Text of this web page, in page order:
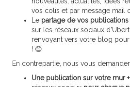
vos colis et par message mail
Le partage de vos publications
sur les réseaux sociaux
renvoyant vers votre blog
! 😊
En contrepartie, nous vous
Une publication sur votre mur